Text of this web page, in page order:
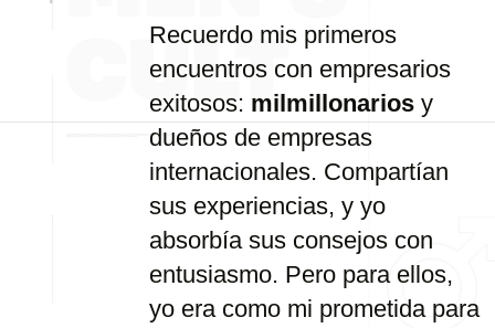
Recuerdo mis primeros
encuentros con empresarios
exitosos: milmillonarios y
dueños de empresas
internacionales. Compartían
sus experiencias, y yo
absorbía sus consejos con
entusiasmo. Pero para ellos,
yo era como mi prometida para